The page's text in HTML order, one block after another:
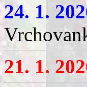
24. 1.
21. 1.